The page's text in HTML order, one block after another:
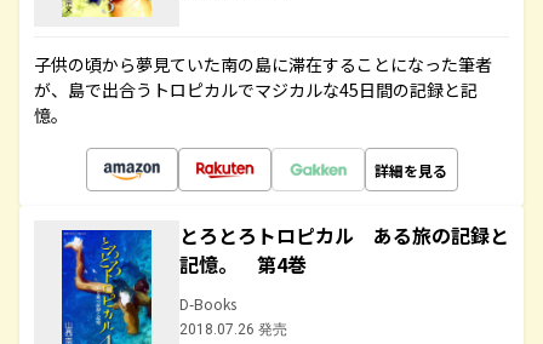
子供の頃から夢見ていた南の島に滞在することになった筆者
が、島で出合うトロピカルでマジカルな45日間の記録と記
憶。
詳細を見る
とろとろトロピカル ある旅の記録と
記憶。 第4巻
D-Books
2018.07.26 発売